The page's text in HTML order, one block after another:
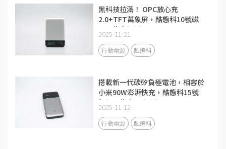
黑科技拉滿！ OPC放心充
2.0+TFT萬象屏，酷態科10號磁
吸電能卡評測
2025-11-21
行動電源 酷態科
搭載新一代碳矽負極電池，相容於
小米90W澎湃快充，酷態科15號
超級電能卡Air評測
2025-11-12
行動電源 酷態科